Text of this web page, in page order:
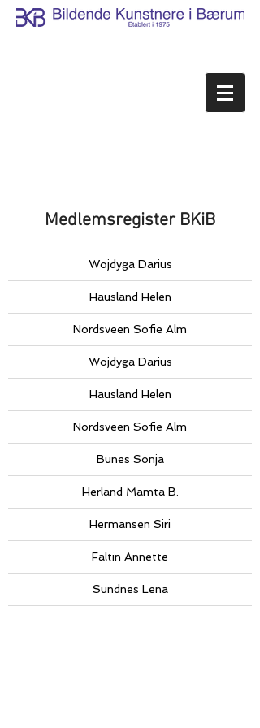
Medlemsregister BKiB
Wojdyga Darius
Hausland Helen
Nordsveen Sofie Alm
Wojdyga Darius
Hausland Helen
Nordsveen Sofie Alm
Bunes Sonja
Herland Mamta B.
Hermansen Siri
Faltin Annette
Sundnes Lena